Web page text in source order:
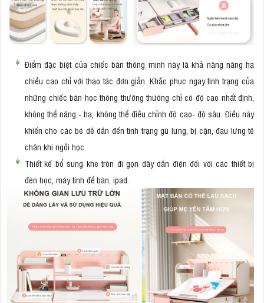
Điểm đặc biệt của chiếc bàn thông minh này là khả năng nâng hạ
chiều cao chỉ với thao tác đơn giản. Khắc phục ngay tình trạng của
những chiếc bàn học thông thường thường chỉ có độ cao nhất định,
không thể nâng - hạ, không thể điều chỉnh độ cao- độ sâu. Điều này
khiến cho các bé dễ dẫn đến tình trạng gù lưng, bị cận, đau lưng tê
chân khi ngồi học.
Thiết kế bổ sung khe tròn đi gọn dây dẫn điện đối với các thiết bị
đèn học, máy tính để bàn, ipad.